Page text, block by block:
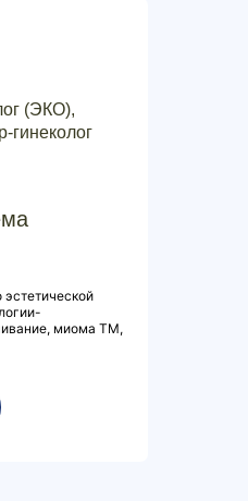
(ЭКО),
гинеколог
миома ТМ,